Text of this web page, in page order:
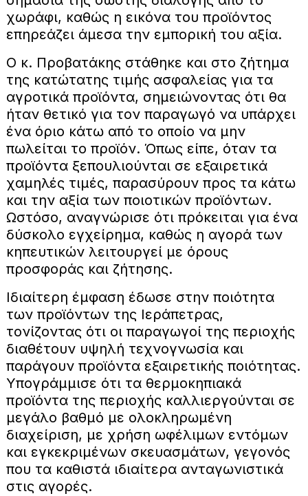
χωράφι, καθώς η εικόνα του προϊόντος
επηρεάζει άμεσα την εμπορική του αξία.
Ο κ. Προβατάκης στάθηκε και στο ζήτημα
της κατώτατης τιμής ασφαλείας για τα
αγροτικά προϊόντα, σημειώνοντας ότι θα
ήταν θετικό για τον παραγωγό να υπάρχει
ένα όριο κάτω από το οποίο να μην
πωλείται το προϊόν. Όπως είπε, όταν τα
προϊόντα ξεπουλιούνται σε εξαιρετικά
χαμηλές τιμές, παρασύρουν προς τα κάτω
και την αξία των ποιοτικών προϊόντων.
Ωστόσο, αναγνώρισε ότι πρόκειται για ένα
δύσκολο εγχείρημα, καθώς η αγορά των
κηπευτικών λειτουργεί με όρους
προσφοράς και ζήτησης.
Ιδιαίτερη έμφαση έδωσε στην ποιότητα
των προϊόντων της Ιεράπετρας,
τονίζοντας ότι οι παραγωγοί της περιοχής
διαθέτουν υψηλή τεχνογνωσία και
παράγουν προϊόντα εξαιρετικής ποιότητας.
Υπογράμμισε ότι τα θερμοκηπιακά
προϊόντα της περιοχής καλλιεργούνται σε
μεγάλο βαθμό με ολοκληρωμένη
διαχείριση, με χρήση ωφέλιμων εντόμων
και εγκεκριμένων σκευασμάτων, γεγονός
που τα καθιστά ιδιαίτερα ανταγωνιστικά
στις αγορές.